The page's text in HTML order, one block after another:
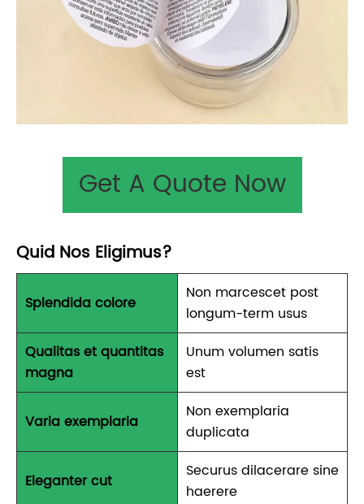
Get A Quote Now
Quid Nos Eligimus?
Splendida colore
Non marcescet post
longum-term usus
Qualitas et quantitas
magna
Unum volumen satis
est
Varia exemplaria
Non exemplaria
duplicata
Eleganter cut
Securus dilacerare sine
haerere